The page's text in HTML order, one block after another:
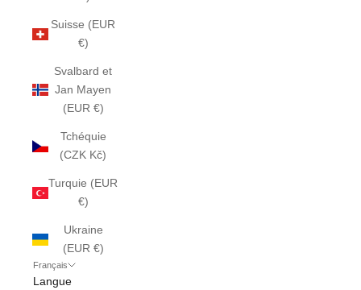
Suisse (EUR
€)
Svalbard et
Jan Mayen
(EUR €)
Tchéquie
(CZK Kč)
Turquie (EUR
€)
Ukraine
(EUR €)
Français
Langue